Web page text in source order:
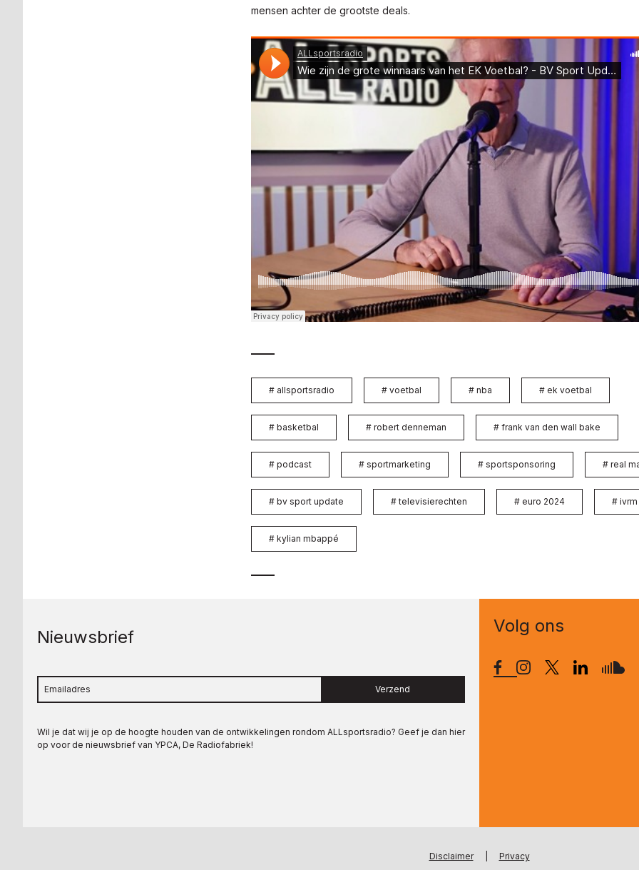
mensen achter de grootste deals.
# allsportsradio # voetbal # nba # ek voetbal
# basketbal # robert denneman # frank van den wall bake
# podcast # sportmarketing # sportsponsoring # real
# bv sport update #televisierechten # euro 2024 #
# kylian mbappé
Nieuwsbrief
Verzend
Wil je dat wij je op de hoogte houden van de ontwikkelingen rondom ALLsportsradio? Geef je dan hier
op voor de nieuwsbrief van YPCA, De Radiofabriek!
Volg ons
Disclaimer Privacy